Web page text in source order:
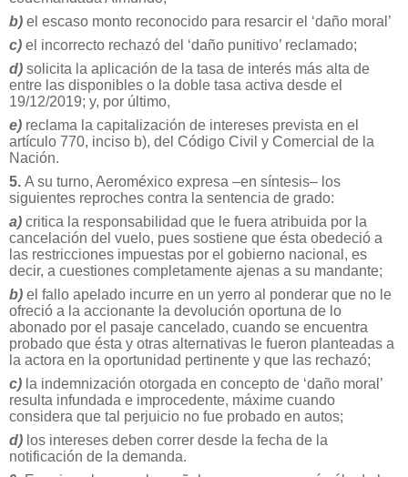
b) el escaso monto reconocido para resarcir el ‘daño moral’
c) el incorrecto rechazó del ‘daño punitivo’ reclamado;
d) solicita la aplicación de la tasa de interés más alta de
entre las disponibles o la doble tasa activa desde el
19/12/2019; y, por último,
e) reclama la capitalización de intereses prevista en el
artículo 770, inciso b), del Código Civil y Comercial de la
Nación.
5. A su turno, Aeroméxico expresa –en síntesis– los
siguientes reproches contra la sentencia de grado:
a) critica la responsabilidad que le fuera atribuida por la
cancelación del vuelo, pues sostiene que ésta obedeció a
las restricciones impuestas por el gobierno nacional, es
decir, a cuestiones completamente ajenas a su mandante;
b) el fallo apelado incurre en un yerro al ponderar que no le
ofreció a la accionante la devolución oportuna de lo
abonado por el pasaje cancelado, cuando se encuentra
probado que ésta y otras alternativas le fueron planteadas a
la actora en la oportunidad pertinente y que las rechazó;
c) la indemnización otorgada en concepto de ‘daño moral’
resulta infundada e improcedente, máxime cuando
considera que tal perjuicio no fue probado en autos;
d) los intereses deben correr desde la fecha de la
notificación de la demanda.